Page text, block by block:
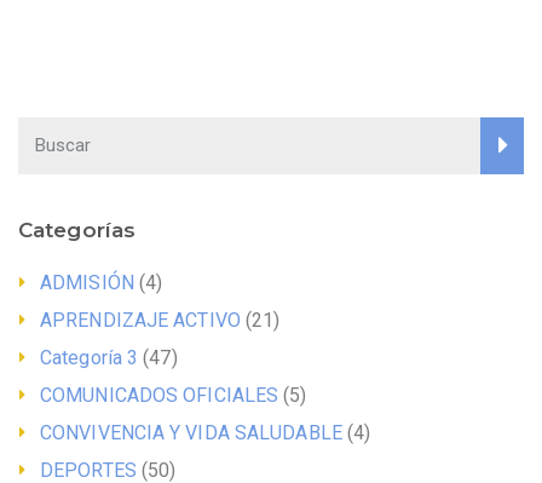
Categorías
ADMISIÓN (4)
APRENDIZAJE ACTIVO (21)
Categoría 3 (47)
COMUNICADOS OFICIALES (5)
CONVIVENCIA Y VIDA SALUDABLE(4)
DEPORTES (50)